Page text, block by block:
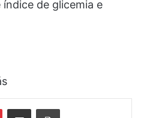
de glicemia e
PinterestCompartilhar via e-mail Imprimir